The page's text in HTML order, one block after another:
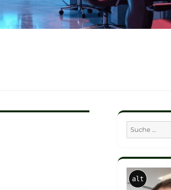
Suche
nach:
alt